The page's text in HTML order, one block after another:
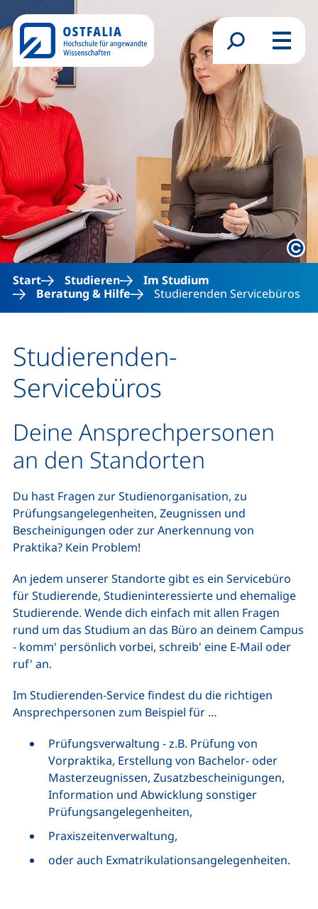
Suchformular
Menü
Start
Studieren
Im Studium
Beratung & Hilfe
Studierenden Servicebüros
Studierenden-
Servicebüros
Deine Ansprechpersonen
an den Standorten
Du hast Fragen zur Studienorganisation, zu
Prüfungsangelegenheiten, Zeugnissen und
Bescheinigungen oder zur Anerkennung von
Praktika? Kein Problem!
An jedem unserer Standorte gibt es ein Servicebüro
für Studierende, Studieninteressierte und ehemalige
Studierende. Wende dich einfach mit allen Fragen
rund um das Studium an das Büro an deinem Campus
- komm' persönlich vorbei, schreib' eine E-Mail oder
ruf' an.
Im Studierenden-Service findest du die richtigen
Ansprechpersonen zum Beispiel für …
Prüfungsverwaltung - z.B. Prüfung von
Vorpraktika, Erstellung von Bachelor- oder
Masterzeugnissen, Zusatzbescheinigungen,
Information und Abwicklung sonstiger
Prüfungsangelegenheiten,
Praxiszeitenverwaltung,
oder auch Exmatrikulationsangelegenheiten.